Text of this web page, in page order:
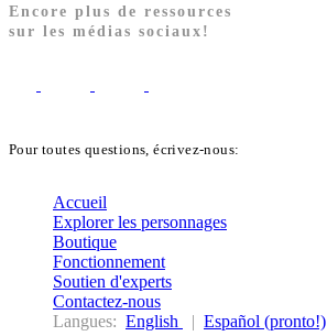
Encore plus de ressources
sur les médias sociaux!
Pour toutes questions, écrivez-nous:
Accueil
Explorer les personnages
Boutique
Fonctionnement
Soutien d'experts
Contactez-nous
Langues: English | Español (pronto!)